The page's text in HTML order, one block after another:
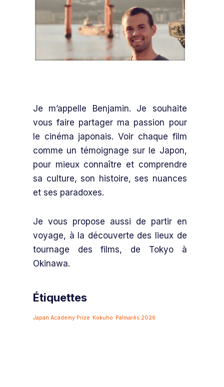
Je m’appelle Benjamin. Je souhaite
vous faire partager ma passion pour
le cinéma japonais. Voir chaque film
comme un témoignage sur le Japon,
pour mieux connaître et comprendre
sa culture, son histoire, ses nuances
et ses paradoxes.
Je vous propose aussi de partir en
voyage, à la découverte des lieux de
tournage des films, de Tokyo à
Okinawa.
Étiquettes
Japan Academy Prize Kokuho Palmarès 2026